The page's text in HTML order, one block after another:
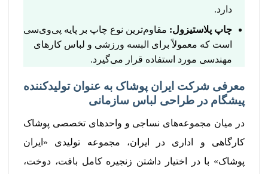
دارد.
چاپ پلاستیزول: مقاوم‌ترین نوع چاپ بر پایه پی‌وی‌سی
است که معمولاً برای البسه ورزشی و لباس کارهای
مهندسی مورد استفاده قرار می‌گیرد.
معرفی شرکت ایران پوشاک به عنوان تولیدکننده
پیشگام در طراحی لباس سازمانی
در میان مجموعه‌های نساجی و واحدهای تخصصی پوشاک
کارگاهی و اداری در ایران، مجموعه تولیدی «ایران
پوشاک» با در اختیار داشتن زنجیره کامل بافت، دوخت،